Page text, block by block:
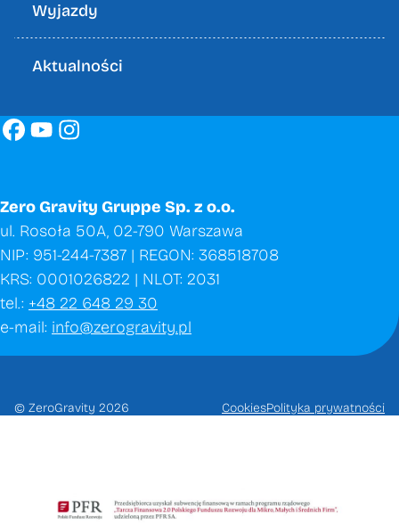
Wyjazdy
Aktualności
Zero Gravity Gruppe Sp. z o.o.
ul. Rosoła 50A, 02-790 Warszawa
NIP: 951-244-7387 | REGON: 368518708
KRS: 0001026822 | NLOT: 2031
tel.: +48 22 648 29 30
e-mail: info@zerogravity.pl
© ZeroGravity 2026 CookiesPolityka prywatności